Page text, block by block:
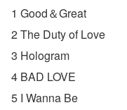
1 Good＆Great
2 The Duty of Love
3 Hologram
4 BAD LOVE
5 I Wanna Be